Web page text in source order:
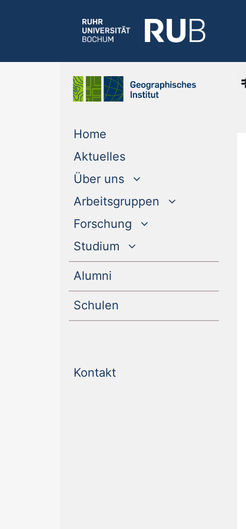
Home
Aktuelles(current)
Über uns
Arbeitsgruppen
Forschung
Studium
Alumni
Schulen
Kontakt(current)